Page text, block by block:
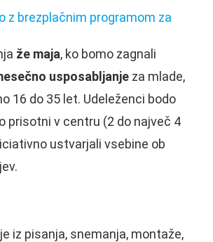
z brezplačnim programom za
že maja, ko bomo zagnali
usposabljanje za mlade,
16 do 35 let. Udeleženci bodo
prisotni v centru (2 do največ 4
ustvarjali vsebine ob
iz pisanja, snemanja, montaže,